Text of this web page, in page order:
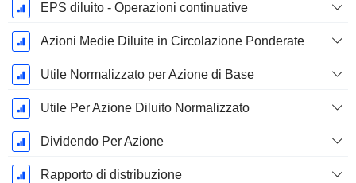
EPS diluito - Operazioni continuative
Azioni Medie Diluite in Circolazione Ponderate
Utile Normalizzato per Azione di Base
Utile Per Azione Diluito Normalizzato
Dividendo Per Azione
Rapporto di distribuzione